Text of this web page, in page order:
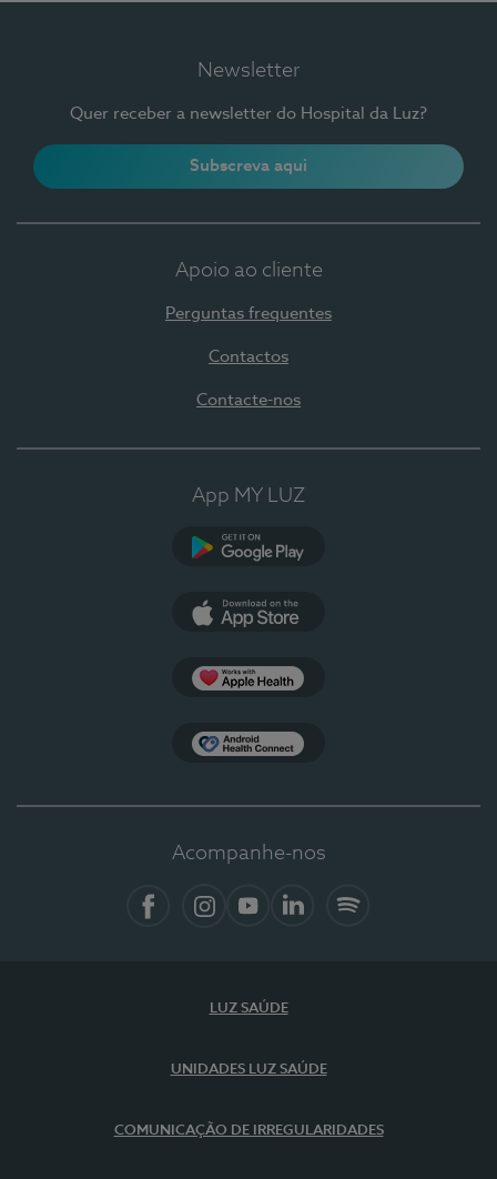
Newsletter
Quer receber a newsletter do Hospital da Luz?
Subscreva aqui
Apoio ao cliente
Perguntas frequentes
Contactos
Contacte-nos
App MY LUZ
Acompanhe-nos
LUZ SAÚDE
UNIDADES LUZ SAÚDE
COMUNICAÇÃO DE IRREGULARIDADES